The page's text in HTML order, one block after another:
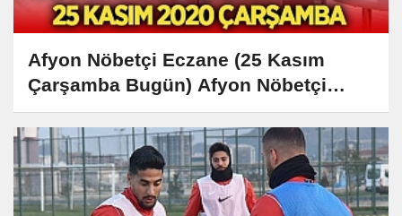
Afyon Nöbetçi Eczane (25 Kasım
Çarşamba Bugün) Afyon Nöbetçi
Eczaneler Listesi